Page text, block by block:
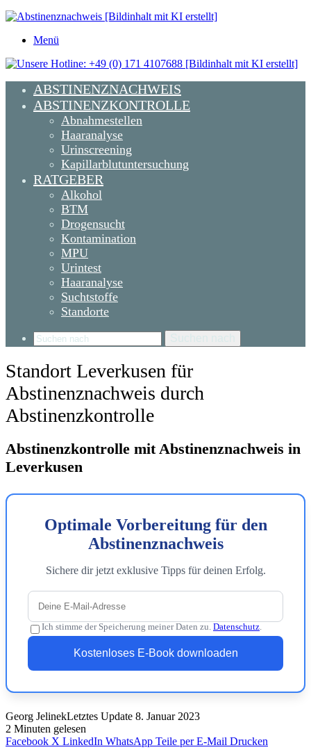
Menü
ABSTINENZNACHWEIS
ABSTINENZKONTROLLE
Abnahmestellen
Haaranalyse
Urinscreening
Kapillarblutuntersuchung
RATGEBER
Alkohol
BTM
Drogensucht
Kontamination
MPU
Urintest
Haaranalyse
Suchtstoffe
Standorte
Standort Leverkusen für
Abstinenznachweis durch
Abstinenzkontrolle
Abstinenzkontrolle mit Abstinenznachweis in
Leverkusen
Optimale Vorbereitung für den
Abstinenznachweis
Sichere dir jetzt exklusive Tipps für deinen Erfolg.
Ich stimme der Speicherung meiner Daten zu. Datenschutz
Kostenloses E-Book downloaden
Georg JelinekLetztes Update 8. Januar 2023
2 Minuten gelesen
Facebook X LinkedIn WhatsApp Teile per E-Mail Drucken